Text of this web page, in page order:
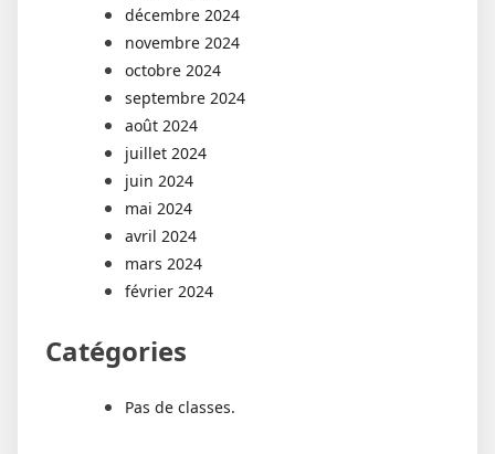
décembre 2024
novembre 2024
octobre 2024
septembre 2024
août 2024
juillet 2024
juin 2024
mai 2024
avril 2024
mars 2024
février 2024
Catégories
Pas de classes.